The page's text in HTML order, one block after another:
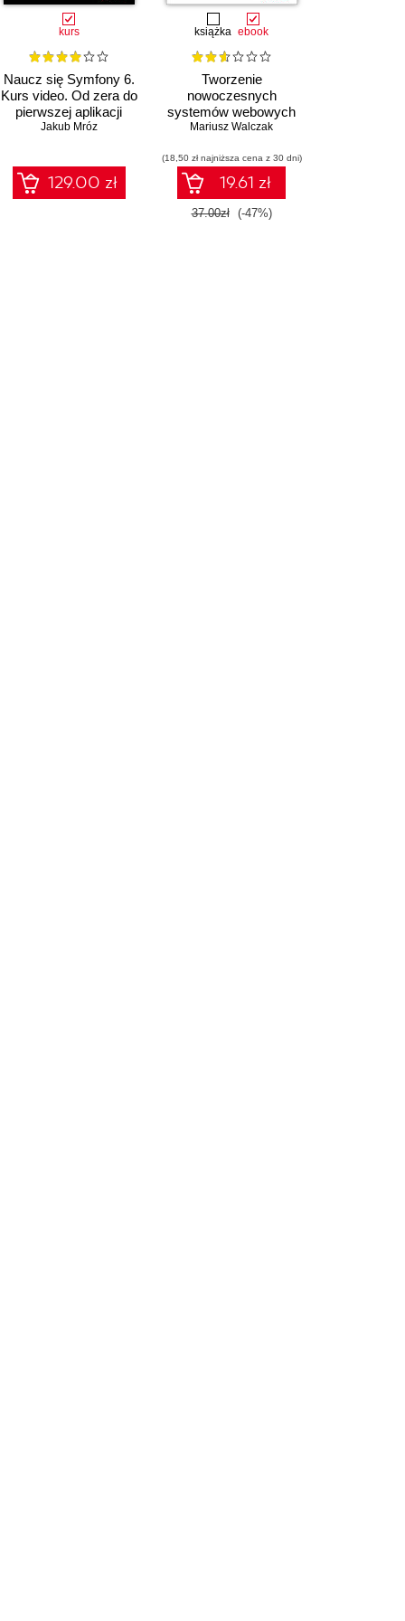
kurs
Naucz się Symfony 6.
Kurs video. Od zera do
pierwszej aplikacji
Jakub Mróz
129.00 zł
książka ebook
Tworzenie
nowoczesnych
systemów webowych
Mariusz Walczak
(18,50 zł najniższa cena z 30 dni)
19.61 zł
37.00zł (-47%)